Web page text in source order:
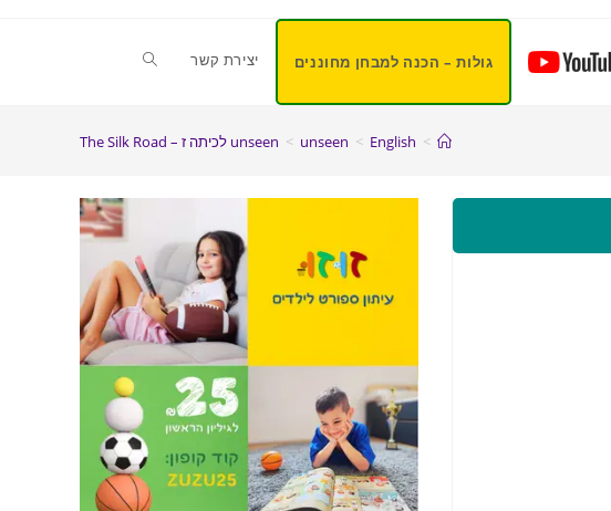
גולות – הכנה למבחן מחוננים יצירת קשר
>
English
>
unseen
> unseen לכיתה ז – The Silk Road